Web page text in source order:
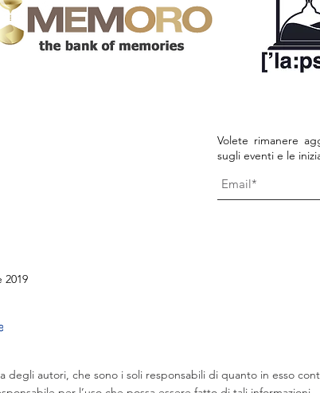
Volete rimanere
sugli eventi e le
2019
autori, che sono i soli responsabili di quanto in esso